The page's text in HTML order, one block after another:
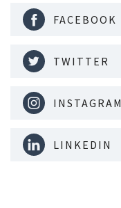
FACEBOOK
TWITTER
INSTAGRAM
LINKEDIN